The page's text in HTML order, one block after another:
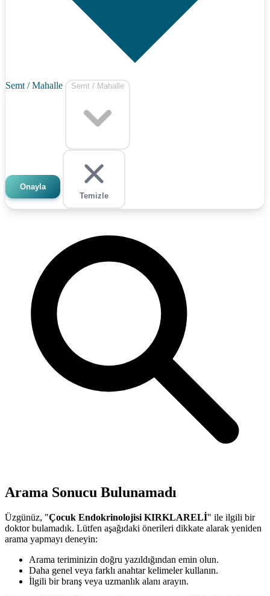
Semt / Mahalle Semt / Mahalle
Onayla
Temizle
Arama Sonucu Bulunamadı
Üzgünüz, "Çocuk Endokrinolojisi KIRKLARELİ" ile ilgili bir
doktor bulamadık. Lütfen aşağıdaki önerileri dikkate alarak yeniden
arama yapmayı deneyin:
Arama teriminizin doğru yazıldığından emin olun.
Daha genel veya farklı anahtar kelimeler kullanın.
İlgili bir branş veya uzmanlık alanı arayın.